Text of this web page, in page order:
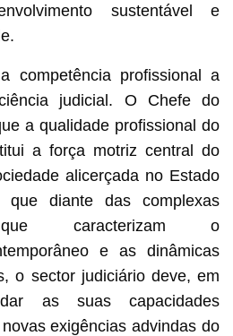
sustentável e
competência profissional a
judicial. O Chefe do
a qualidade profissional do
a força motriz central do
alicerçada no Estado
diante das complexas
que caracterizam o
e as dinâmicas
o sector judiciário deve, em
as suas capacidades
exigências advindas do